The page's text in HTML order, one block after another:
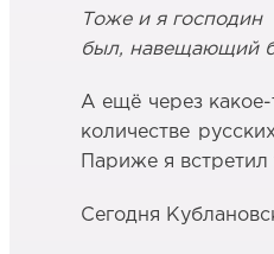
Тоже и я господин
был, навещающий
А ещё через
количестве
Париже я
Сегодня